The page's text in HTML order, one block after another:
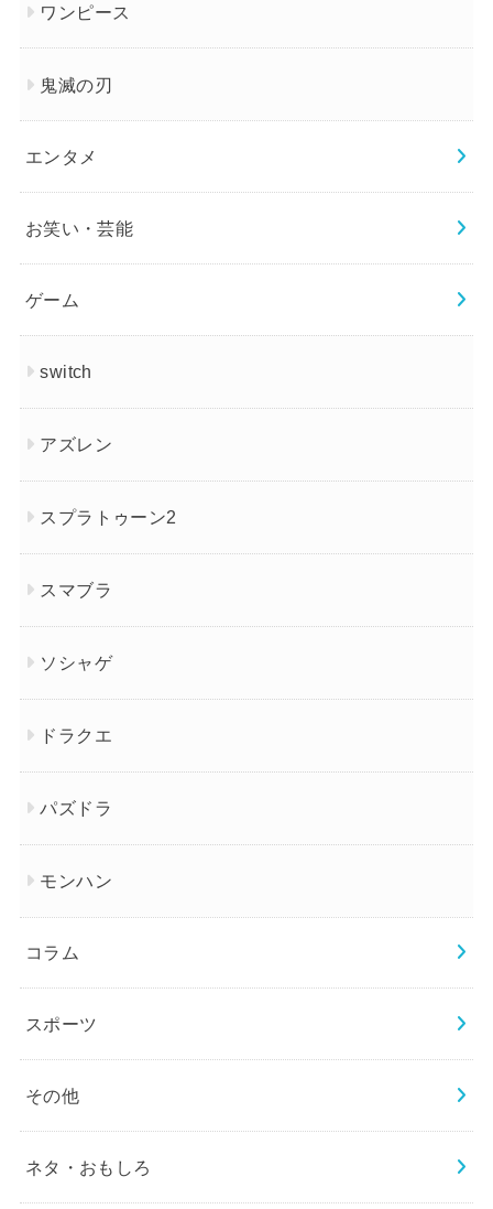
ワンピース
鬼滅の刃
エンタメ
お笑い・芸能
ゲーム
switch
アズレン
スプラトゥーン2
スマブラ
ソシャゲ
ドラクエ
パズドラ
モンハン
コラム
スポーツ
その他
ネタ・おもしろ